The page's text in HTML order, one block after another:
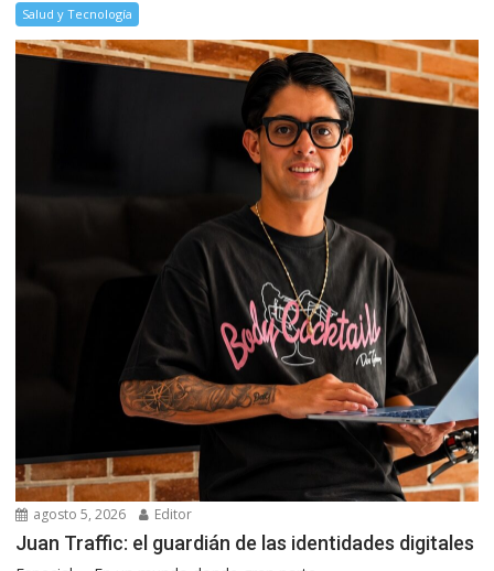
Salud y Tecnología
agosto 5, 2026 Editor
Juan Traffic: el guardián de las identidades digitales